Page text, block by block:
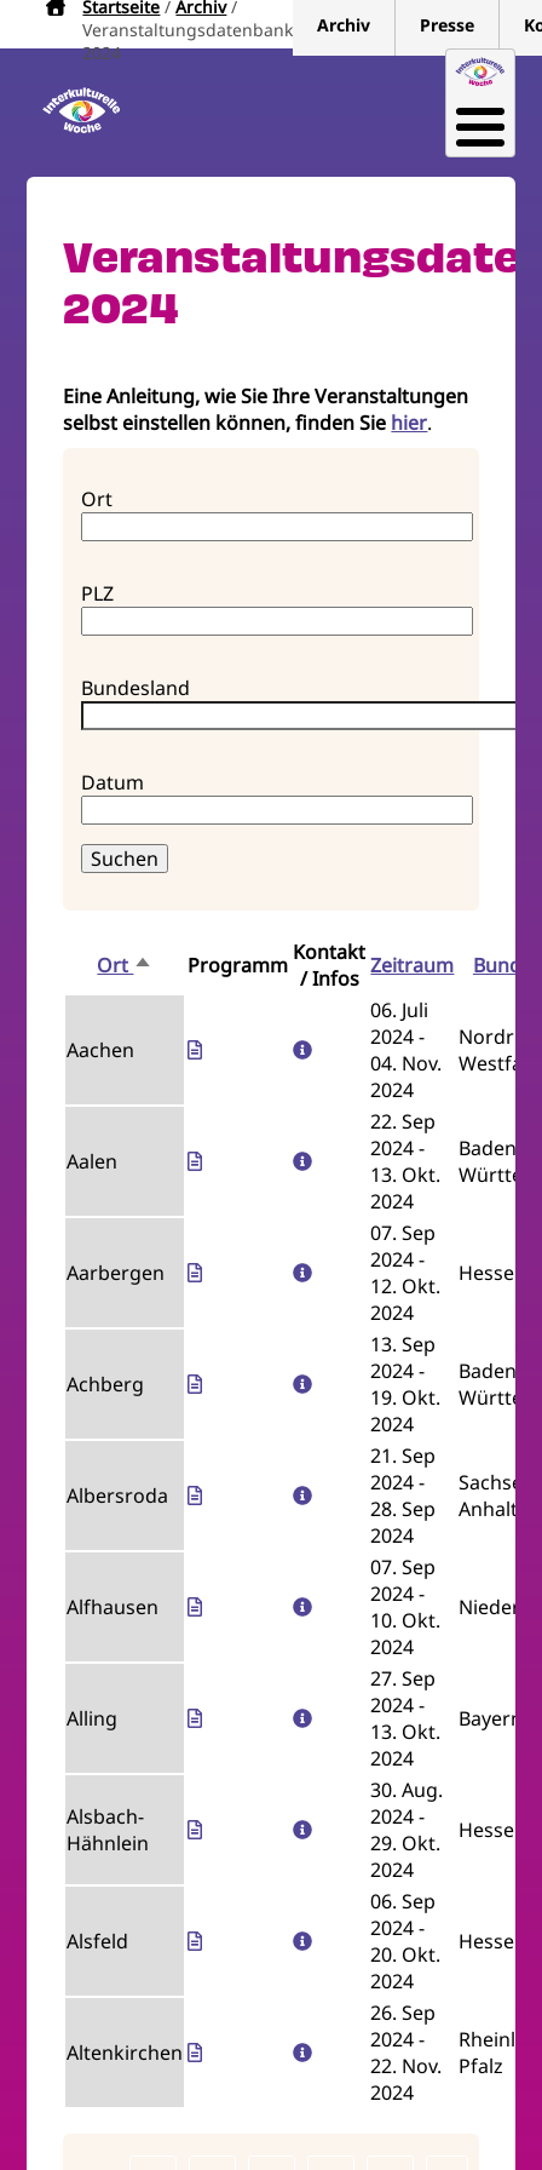
Direkt
Pfadnavigation
Startseite
Archiv
Veranstaltungsdatenbank
2024
Archiv Presse
2024
Eine Anleitung, wie Sie Ihre Veranstaltungen
selbst einstellen können, finden Sie hier.
Ort
PLZ
Bundesland
Datum
Ort Absteigend
sortieren
Programm Kontakt
/ Infos Zeitraum
Aachen
06. Juli
2024 -
04. Nov.
2024
Aalen
22. Sep
2024 -
13. Okt.
2024
Baden-
Aarbergen
07. Sep
2024 -
12. Okt.
2024
Hessen
Achberg
13. Sep
2024 -
19. Okt.
2024
Baden-
Albersroda
21. Sep
2024 -
28. Sep
2024
Sachsen-
Anhalt
Alfhausen
07. Sep
2024 -
10. Okt.
2024
Alling
27. Sep
2024 -
13. Okt.
2024
Bayern
Alsbach-
Hähnlein
30. Aug.
2024 -
29. Okt.
2024
Hessen
Alsfeld
06. Sep
2024 -
20. Okt.
2024
Hessen
Altenkirchen
26. Sep
2024 -
22. Nov.
2024
Pfalz